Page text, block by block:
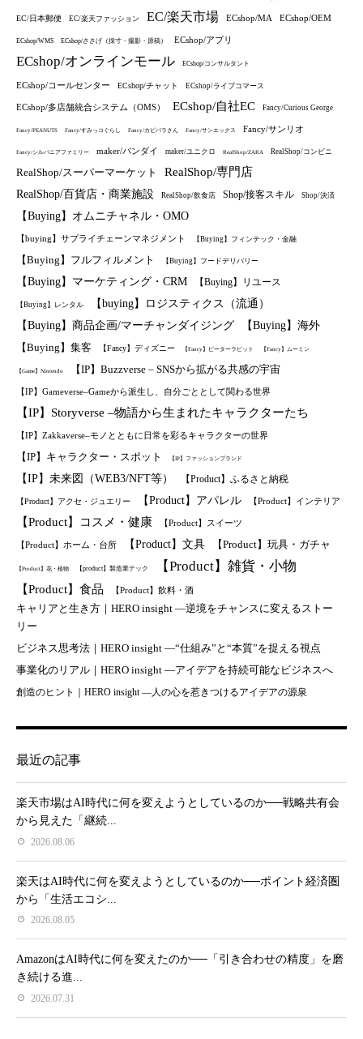
EC/日本郵便 EC/楽天ファッション EC/楽天市場 ECshop/MA ECshop/OEM
ECshop/WMS ECshop/ささげ（採寸・撮影・原稿） ECshop/アプリ
ECshop/オンラインモール ECshop/コンサルタント
ECshop/コールセンター ECshop/チャット ECshop/ライブコマース
ECshop/多店舗統合システム（OMS） ECshop/自社EC Fancy/Curious George
Fancy/PEANUTS Fancy/すみっコぐらし Fancy/カピバラさん Fancy/サンエックス Fancy/サンリオ
Fancy/シルバニアファミリー maker/バンダイ maker/ユニクロ RealShop/ZARA RealShop/コンビニ
RealShop/スーパーマーケット RealShop/専門店
RealShop/百貨店・商業施設 RealShop/飲食店 Shop/接客スキル Shop/決済
【Buying】オムニチャネル・OMO
【buying】サプライチェーンマネジメント 【Buying】フィンテック・金融
【Buying】フルフィルメント 【Buying】フードデリバリー
【Buying】マーケティング・CRM 【Buying】リユース
【Buying】レンタル
【buying】ロジスティクス（流通）
【Buying】商品企画/マーチャンダイジング
【Buying】海外
【Buying】集客
【Fancy】ディズニー 【Fancy】ピーターラビット 【Fancy】ムーミン
【Game】Nintendo 【IP】Buzzverse – SNSから拡がる共感の宇宙
【IP】Gameverse–Gameから派生し、自分ごととして関わる世界
【IP】Storyverse –物語から生まれたキャラクターたち
【IP】Zakkaverse–モノとともに日常を彩るキャラクターの世界
【IP】キャラクター・スポット 【IP】ファッションブランド
【IP】未来図（WEB3/NFT等） 【Product】ふるさと納税
【Product】アクセ・ジュエリー 【Product】アパレル 【Product】インテリア
【Product】コスメ・健康 【Product】スイーツ
【Product】ホーム・台所 【Product】文具 【Product】玩具・ガチャ
【Product】花・植物 【product】製造業テック 【Product】雑貨・小物
【Product】食品 【Product】飲料・酒
キャリアと生き方｜HERO insight —逆境をチャンスに変えるストー
リー
ビジネス思考法｜HERO insight —“仕組み”と“本質”を捉える視点
事業化のリアル｜HERO insight —アイデアを持続可能なビジネスへ
創造のヒント｜HERO insight —人の心を惹きつけるアイデアの源泉
最近の記事
楽天市場はAI時代に何を変えようとしているのか──戦略共有会
から見えた「継続...
2026.08.06
楽天はAI時代に何を変えようとしているのか──ポイント経済圏
から「生活エコシ...
2026.08.05
AmazonはAI時代に何を変えたのか──「引き合わせの精度」を磨
き続ける進...
2026.07.31